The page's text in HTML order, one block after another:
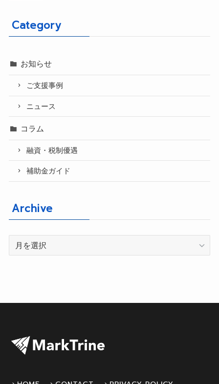
Category
お知らせ
ご支援事例
ニュース
コラム
融資・税制優遇
補助金ガイド
Archive
Archive